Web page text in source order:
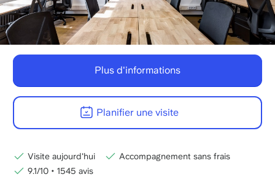
Plus d'informations
Planifier une visite
Visite aujourd'hui
Accompagnement sans frais
9.1/10 • 1545 avis